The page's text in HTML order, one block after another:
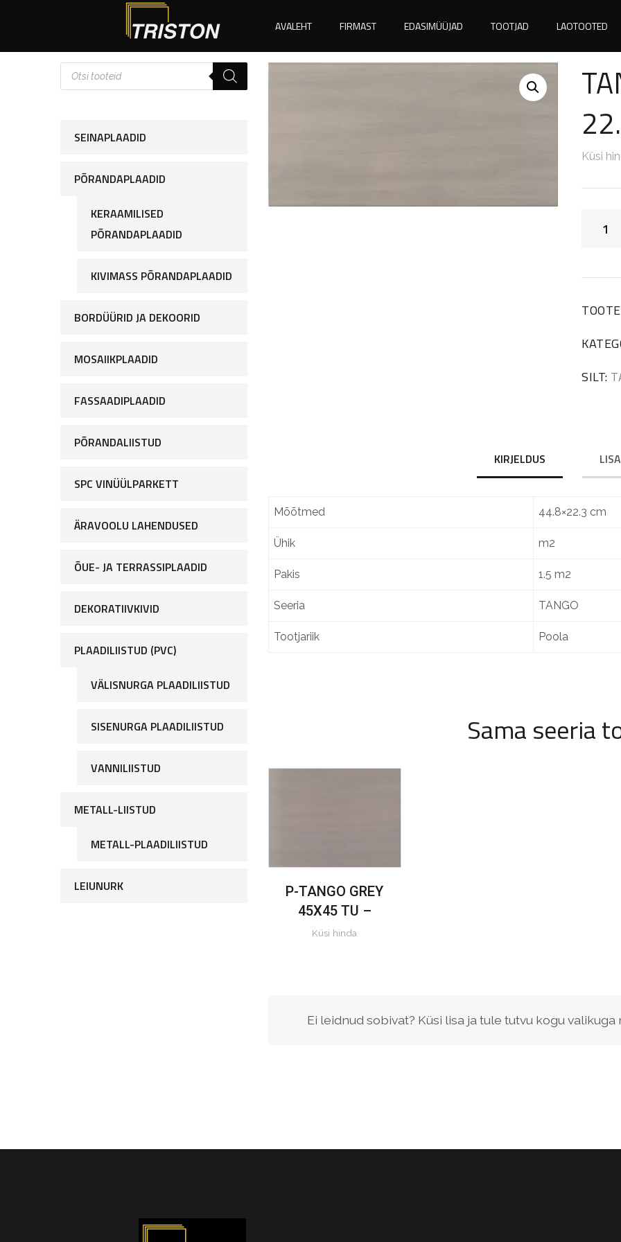
AVALEHT FIRMAST EDASIMÜÜJAD TOOTJAD LAOTOOTED
Küsi
SILT:
KIRJELDUS
Mõõtmed 44.8×22.3 cm
Ühik m2
Pakis 1.5 m2
Seeria TANGO
Tootjariik Poola
Sama seeria
P-TANGO GREY
45X45 TU –
Küsi hinda
Ei leidnud sobivat? Küsi lisa ja tule tutvu kogu valikuga
SEINAPLAADID
PÕRANDAPLAADID
KERAAMILISED
PÕRANDAPLAADID
KIVIMASS PÕRANDAPLAADID
BORDÜÜRID JA DEKOORID
MOSAIIKPLAADID
FASSAADIPLAADID
PÕRANDALIISTUD
SPC VINÜÜLPARKETT
ÄRAVOOLU LAHENDUSED
ÕUE- JA TERRASSIPLAADID
DEKORATIIVKIVID
PLAADILIISTUD (PVC)
VÄLISNURGA PLAADILIISTUD
SISENURGA PLAADILIISTUD
VANNILIISTUD
METALL-LIISTUD
METALL-PLAADILIISTUD
LEIUNURK